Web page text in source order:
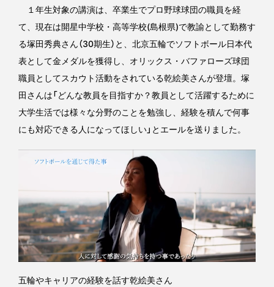
１年生対象の講演は、卒業生でプロ野球球団の職員を経
て、現在は開星中学校・高等学校(島根県)で教諭として勤務す
る塚田秀典さん（30期生）と、北京五輪でソフトボール日本代
表として金メダルを獲得し、オリックス・バファローズ球団
職員としてスカウト活動をされている乾絵美さんが登壇。塚
田さんは「どんな教員を目指すか？教員として活躍するために
大学生活では様々な分野のことを勉強し、経験を積んで何事
にも対応できる人になってほしい」とエールを送りました。
五輪やキャリアの経験を話す乾絵美さん